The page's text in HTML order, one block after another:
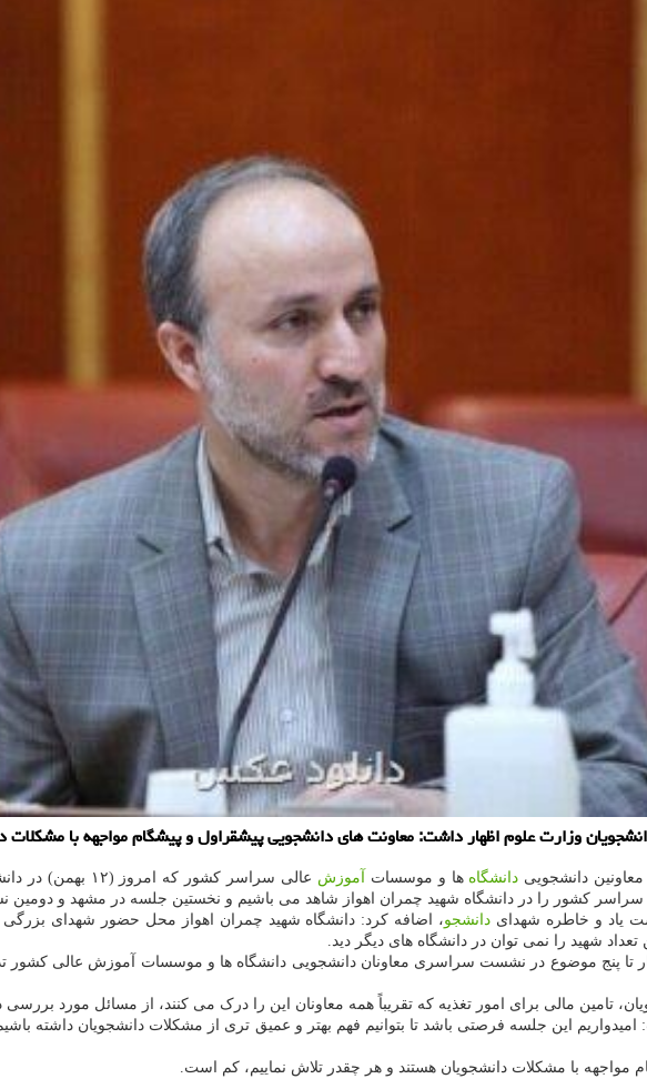
وزارت علوم اظهار داشت: معاونت های دانشجویی پیشقراول و پیشگام مواجهه با
دانشجویی دانشگاه ها و موسسات آموزش
عالی سراسر
کشور را در دانشگاه شهید چمران اهواز شاهد می باشیم و نخستین جلسه در مشهد و دومین
یاد و خاطره شهدای دانشجو
شهید را نمی توان در دانشگاه های دیگر دید.
تا پنج موضوع در نشست سراسری معاونان دانشجویی دانشگاه ها و موسسات آموزش عالی کشور
تامین مالی برای امور تغذیه که تقریباً همه معاونان این را درک می کنند، از مسائل مورد
این جلسه فرصتی باشد تا بتوانیم فهم بهتر و عمیق تری از مشکلات دانشجویان داشته
مواجهه با مشکلات دانشجویان هستند و هر چقدر تلاش نماییم، کم است.